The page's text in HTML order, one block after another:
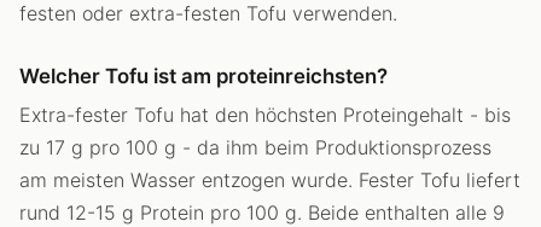
festen oder extra-festen Tofu verwenden.
Welcher Tofu ist am proteinreichsten?
Extra-fester Tofu hat den höchsten Proteingehalt - bis
zu 17 g pro 100 g - da ihm beim Produktionsprozess
am meisten Wasser entzogen wurde. Fester Tofu liefert
rund 12-15 g Protein pro 100 g. Beide enthalten alle 9